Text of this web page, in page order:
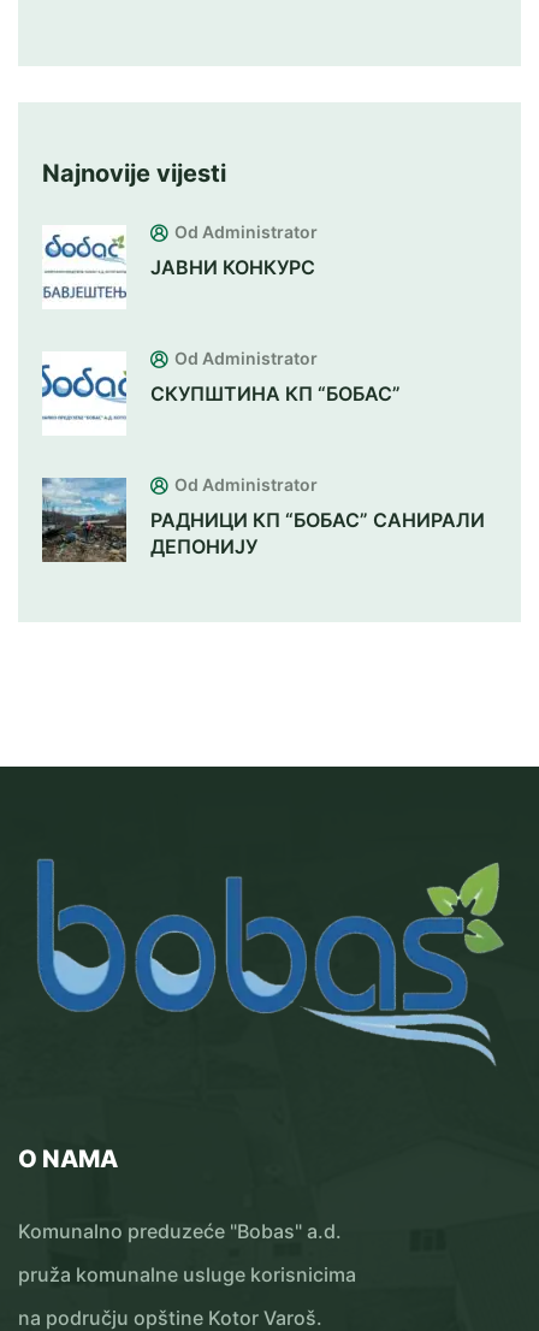
Najnovije vijesti
Od Administrator
ЈАВНИ КОНКУРС
Od Administrator
СКУПШТИНА КП “БОБАС”
Od Administrator
РАДНИЦИ КП “БОБАС” САНИРАЛИ
ДЕПОНИЈУ
O NAMA
Komunalno preduzeće "Bobas" a.d.
pruža komunalne usluge korisnicima
na području opštine Kotor Varoš.